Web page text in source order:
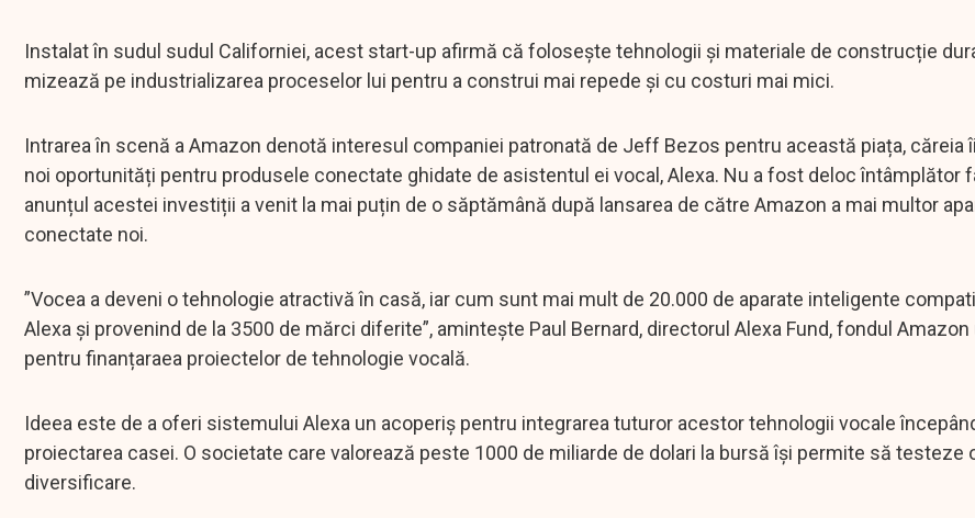
Instalat în sudul sudul Californiei, acest start-up afirmă că folosește tehnologii și materiale de construcție
mizează pe industrializarea proceselor lui pentru a construi mai repede și cu costuri mai mici.
Intrarea în scenă a Amazon denotă interesul companiei patronată de Jeff Bezos pentru această piața, căreia
noi oportunități pentru produsele conectate ghidate de asistentul ei vocal, Alexa. Nu a fost deloc întâmplător
anunțul acestei investiții a venit la mai puțin de o săptămână după lansarea de către Amazon a mai multor
conectate noi.
”Vocea a deveni o tehnologie atractivă în casă, iar cum sunt mai mult de 20.000 de aparate inteligente
Alexa și provenind de la 3500 de mărci diferite”, amintește Paul Bernard, directorul Alexa Fund, fondul
pentru finanțaraea proiectelor de tehnologie vocală.
Ideea este de a oferi sistemului Alexa un acoperiș pentru integrarea tuturor acestor tehnologii vocale
proiectarea casei. O societate care valorează peste 1000 de miliarde de dolari la bursă își permite să testeze
diversificare.